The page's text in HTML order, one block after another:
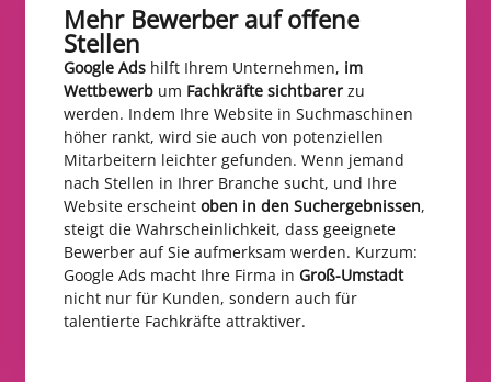
Mehr Bewerber auf offene
Stellen​
Google Ads hilft Ihrem Unternehmen, im
Wettbewerb um Fachkräfte sichtbarer zu
werden. Indem Ihre Website in Suchmaschinen
höher rankt, wird sie auch von potenziellen
Mitarbeitern leichter gefunden. Wenn jemand
nach Stellen in Ihrer Branche sucht, und Ihre
Website erscheint oben in den Suchergebnissen,
steigt die Wahrscheinlichkeit, dass geeignete
Bewerber auf Sie aufmerksam werden. Kurzum:
Google Ads macht Ihre Firma in Groß-Umstadt
nicht nur für Kunden, sondern auch für
talentierte Fachkräfte attraktiver.